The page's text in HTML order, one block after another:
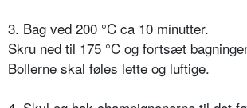
3. Bag ved 200 °C ca 10 minutter.
Skru ned til 175 °C og fortsæt
Bollerne skal føles lette og luftige.